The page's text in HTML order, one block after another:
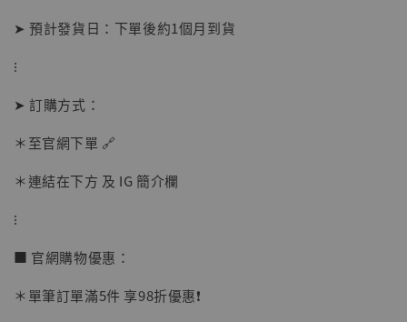
➤ 預計發貨日：下單後約1個月到貨
⁝
➤ 訂購方式：
＊至官網下單 🔗
＊連結在下方 及 IG 簡介欄
⁝
■ 官網購物優惠：
＊單筆訂單滿5件 享98折優惠❗️